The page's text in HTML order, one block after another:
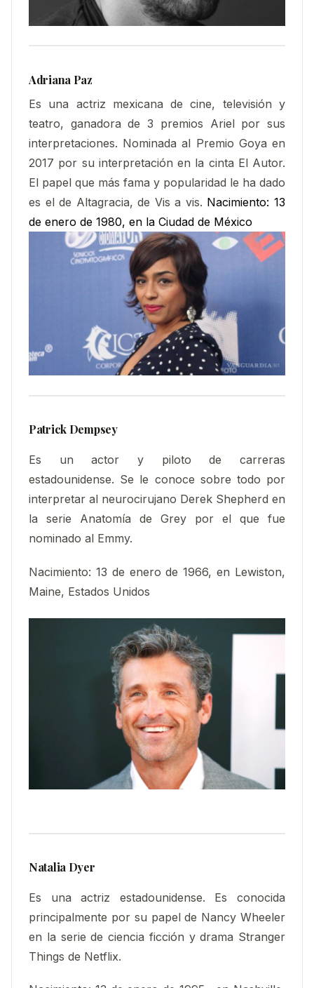
Adriana Paz
Es una actriz mexicana de cine, televisión y
teatro, ganadora de 3 premios Ariel por sus
interpretaciones. Nominada al Premio Goya en
2017 por su interpretación en la cinta El Autor.
El papel que más fama y popularidad le ha dado
es el de Altagracia, de Vis a vis. Nacimiento:13
de enero de 1980, en la Ciudad de México
Patrick Dempsey
Es un actor y piloto de carreras
estadounidense. Se le conoce sobre todo por
interpretar al neurocirujano Derek Shepherd en
la serie Anatomía de Grey por el que fue
nominado al Emmy.
Nacimiento: 13 de enero de 1966, en Lewiston,
Maine, Estados Unidos
Natalia Dyer
Es una actriz estadounidense. Es conocida
principalmente por su papel de Nancy Wheeler
en la serie de ciencia ficción y drama Stranger
Things de Netflix.